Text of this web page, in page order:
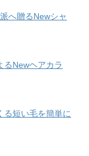
へ贈るNewシャ
るNewヘアカラ
る短い毛を簡単に